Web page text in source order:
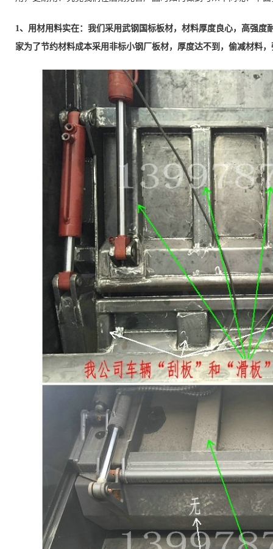
1、用材用料实在：我们采用武钢国标板材，材料厚度良心，高强
家为了节约材料成本采用非标小钢厂板材，厚度达不到，偷减材料